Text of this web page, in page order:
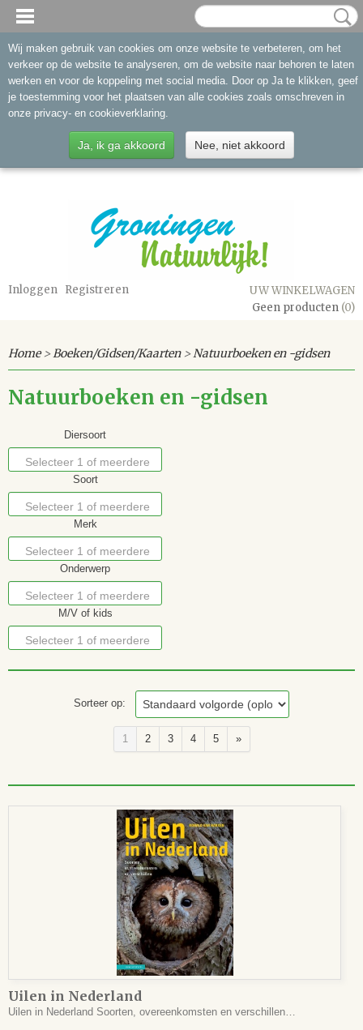
Inloggen Registreren
UW WINKELWAGEN
Geen producten (0)
Home>Boeken/Gidsen/Kaarten>Natuurboeken en -gidsen
Natuurboeken en -gidsen
Diersoort
Selecteer 1 of meerdere
opties
Soort
Selecteer 1 of meerdere
opties
Merk
Selecteer 1 of meerdere
opties
Onderwerp
Selecteer 1 of meerdere
opties
M/V of kids
Selecteer 1 of meerdere
Sorteer op:
1 2 3 4 5 »
Uilen in Nederland
Uilen in Nederland Soorten, overeenkomsten en verschillen…
Wij maken gebruik van cookies om onze website te verbeteren, om het
verkeer op de website te analyseren, om de website naar behoren te laten
werken en voor de koppeling met social media. Door op Ja te klikken, geef
je toestemming voor het plaatsen van alle cookies zoals omschreven in
onze privacy- en cookieverklaring.
Ja, ik ga akkoord Nee, niet akkoord